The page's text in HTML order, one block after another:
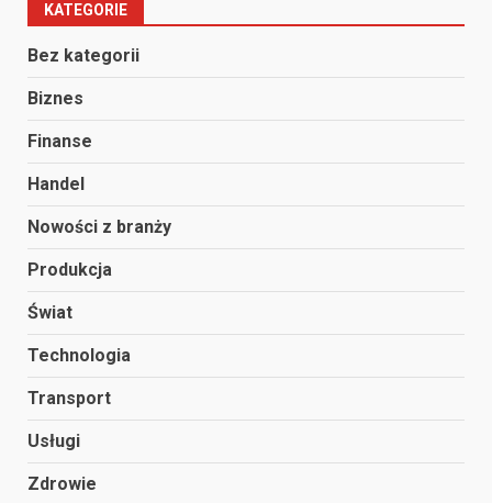
KATEGORIE
Bez kategorii
Biznes
Finanse
Handel
Nowości z branży
Produkcja
Świat
Technologia
Transport
Usługi
Zdrowie